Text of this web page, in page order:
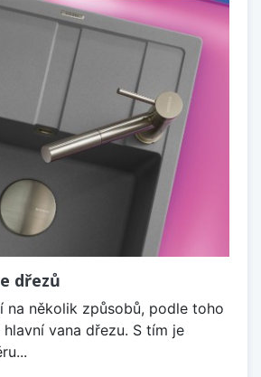
dřezů
na několik způsobů, podle toho
vana dřezu. S tím je